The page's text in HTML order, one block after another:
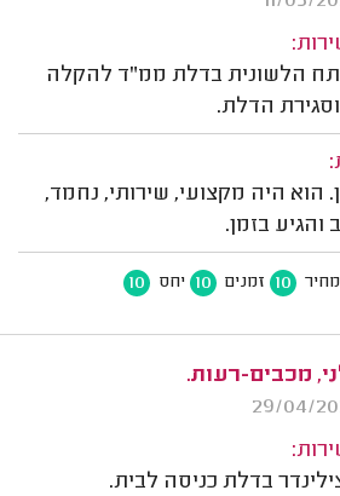
הלשונית בדלת ממ"ד להקלה
הדלת.
הוא היה מקצועי, שירותי, נחמד,
והגיע בזמן.
מחיר 10 זמנים 10 יחס 10
מכבים-רעות.
בדלת כניסה לבית.